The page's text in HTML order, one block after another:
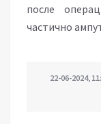
после
частично
22-06-2024,